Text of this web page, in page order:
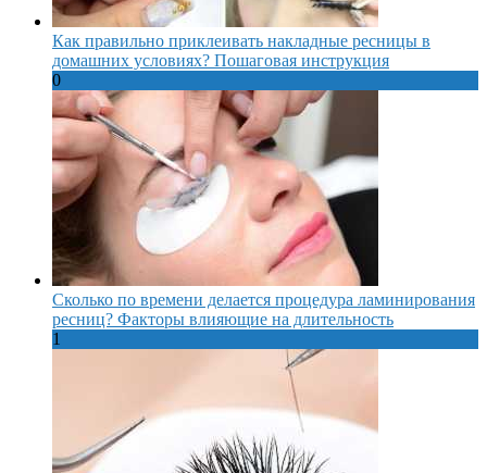
Как правильно приклеивать накладные ресницы в
домашних условиях? Пошаговая инструкция
0
Сколько по времени делается процедура ламинирования
ресниц? Факторы влияющие на длительность
1